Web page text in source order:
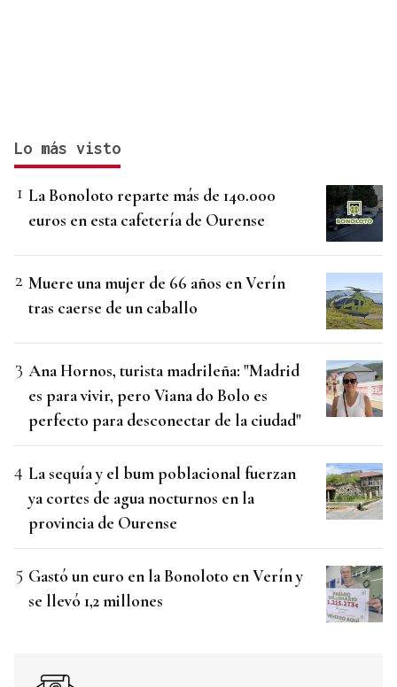
Lo más visto
La Bonoloto reparte más de 140.000
euros en esta cafetería de Ourense
Muere una mujer de 66 años en Verín
tras caerse de un caballo
Ana Hornos, turista madrileña: "Madrid
es para vivir, pero Viana do Bolo es
perfecto para desconectar de la ciudad"
La sequía y el bum poblacional fuerzan
ya cortes de agua nocturnos en la
provincia de Ourense
Gastó un euro en la Bonoloto en Verín y
se llevó 1,2 millones